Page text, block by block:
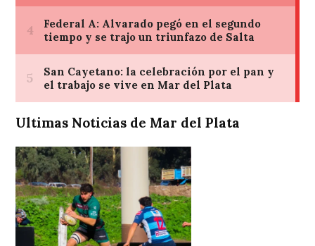
Ultimas Noticias de Mar del Plata